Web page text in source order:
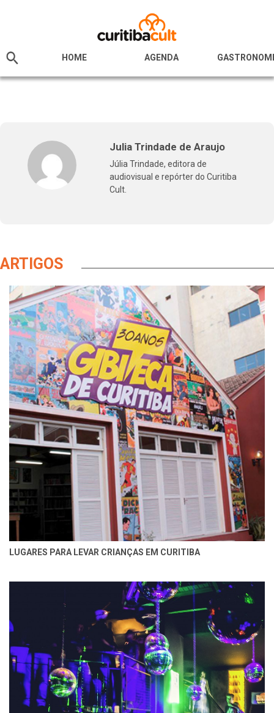
HOME AGENDA
Julia Trindade de Araujo
Júlia Trindade, editora de
audiovisual e repórter do Curitiba
Cult.
ARTIGOS
LUGARES PARA LEVAR CRIANÇAS EM CURITIBA